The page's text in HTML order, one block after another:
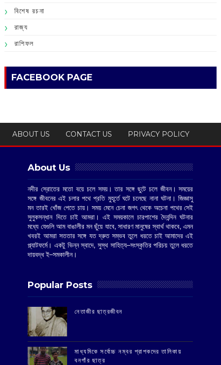
বিশেষ রচনা
রাজ্য
রাশিফল
FACEBOOK PAGE
ABOUT US CONTACT US PRIVACY POLICY
About Us
নদীর স্রোতের মতো বয়ে চলে সময়। তার সঙ্গে ছুটে চলে জীবন। সময়ের
সঙ্গে জীবনের এই চলার পথে প্রতি মুহূর্তে ঘটে চলেছে নানা ঘটনা। জিজ্ঞাসু
মন তারই খোঁজ পেতে চায়। সময় মেনে চেনা জগৎ থেকে অচেনা পথের সেই
সুলুকসন্ধান দিতে চাই আমরা। এই সময়কালে চারপাশের দৈনন্দিন ঘটনার
মধ্যে যেগুলি আম বাঙালীর মন ছুঁয়ে যাবে, সাধারণ মানুষের স্বার্থ থাকবে, এমন
খবরই আমরা সততার সঙ্গে যত দ্রুত সম্ভব তুলে ধরতে চাই আমাদের এই
প্ল্যাটফর্মে। একটু ভিন্ন স্বাদে, সুস্থ সাহিত্য–সংস্কৃতির পরিচয় তুলে ধরতে
দায়বদ্ধ ই–সমকালীন।
Popular Posts
‌নেতাজীর ছাত্রজীবন
মাধ্যমিকে সর্বোচ্চ নম্বর প্রাপকদের তালিকায়
বনগাঁর ছাত্র